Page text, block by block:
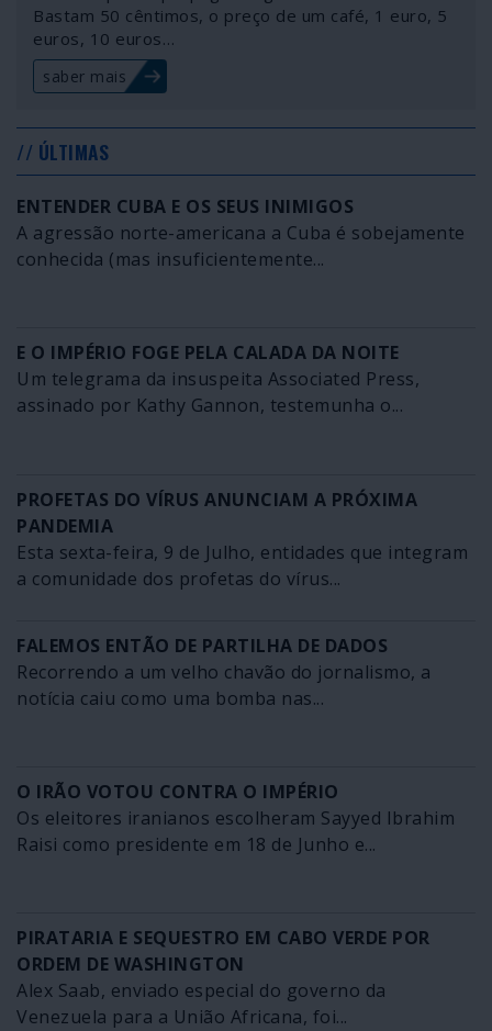
Bastam 50 cêntimos, o preço de um café, 1 euro, 5
euros, 10 euros…
saber mais
// ÚLTIMAS
ENTENDER CUBA E OS SEUS INIMIGOS
A agressão norte-americana a Cuba é sobejamente
conhecida (mas insuficientemente...
E O IMPÉRIO FOGE PELA CALADA DA NOITE
Um telegrama da insuspeita Associated Press,
assinado por Kathy Gannon, testemunha o...
PROFETAS DO VÍRUS ANUNCIAM A PRÓXIMA
PANDEMIA
Esta sexta-feira, 9 de Julho, entidades que integram
a comunidade dos profetas do vírus...
FALEMOS ENTÃO DE PARTILHA DE DADOS
Recorrendo a um velho chavão do jornalismo, a
notícia caiu como uma bomba nas...
O IRÃO VOTOU CONTRA O IMPÉRIO
Os eleitores iranianos escolheram Sayyed Ibrahim
Raisi como presidente em 18 de Junho e...
PIRATARIA E SEQUESTRO EM CABO VERDE POR
ORDEM DE WASHINGTON
Alex Saab, enviado especial do governo da
Venezuela para a União Africana, foi...